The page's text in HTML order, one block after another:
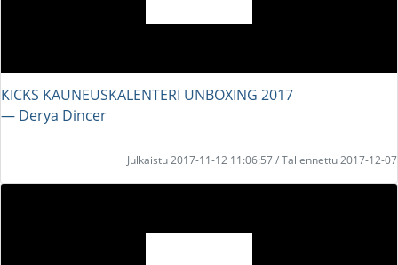
KICKS KAUNEUSKALENTERI UNBOXING 2017
― Derya Dincer
Julkaistu 2017-11-12 11:06:57 / Tallennettu 2017-12-07